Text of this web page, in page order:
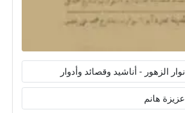
نوار الزهور - أناشيد وقصائد وأدوار
عزيزة هانم